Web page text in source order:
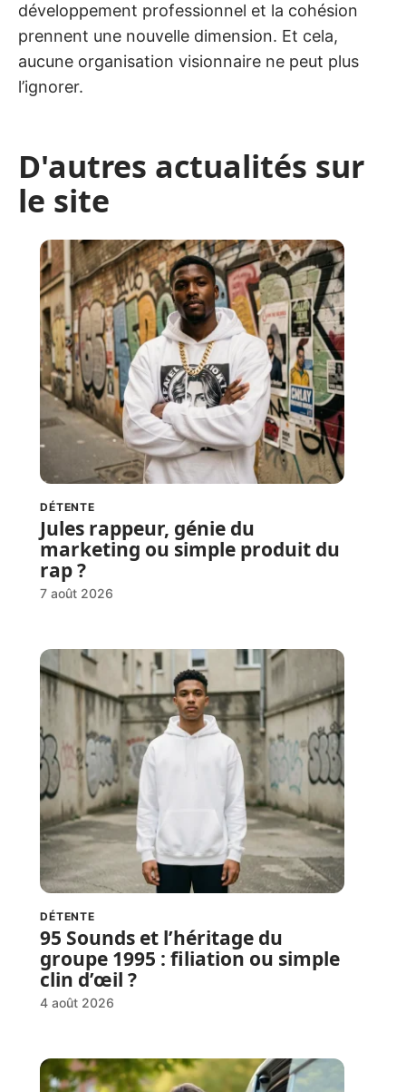
développement professionnel et la cohésion
prennent une nouvelle dimension. Et cela,
aucune organisation visionnaire ne peut plus
l’ignorer.
D'autres actualités sur
le site
DÉTENTE
Jules rappeur, génie du
marketing ou simple produit du
rap ?
7 août 2026
DÉTENTE
95 Sounds et l’héritage du
groupe 1995 : filiation ou simple
clin d’œil ?
4 août 2026